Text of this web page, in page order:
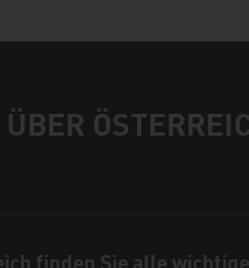
finden Sie alle